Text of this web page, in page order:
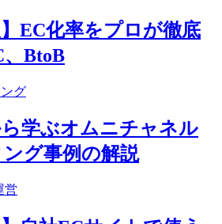
】EC化率をプロが徹底
、BtoB
グ
学ぶオムニチャネル
グ事例の解説
営